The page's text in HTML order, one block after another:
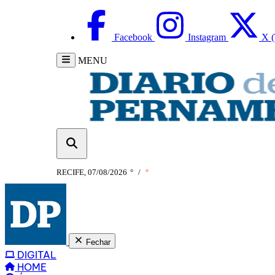
Facebook Instagram X
MENU
RECIFE, 07/08/2026 ° / °
Fechar
DIGITAL
HOME